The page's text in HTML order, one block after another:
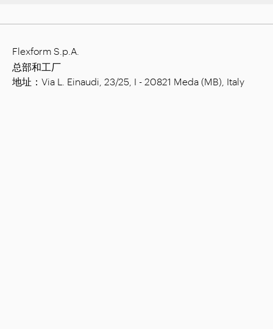
Flexform S.p.A.
总部和工厂
地址：Via L. Einaudi, 23/25, I - 20821 Meda (MB), Italy